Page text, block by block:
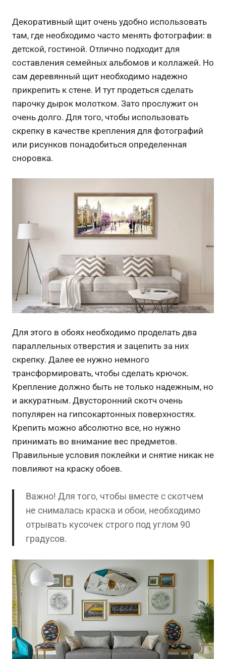
Декоративный щит очень удобно использовать
там, где необходимо часто менять фотографии: в
детской, гостиной. Отлично подходит для
составления семейных альбомов и коллажей. Но
сам деревянный щит необходимо надежно
прикрепить к стене. И тут продеться сделать
парочку дырок молотком. Зато прослужит он
очень долго. Для того, чтобы использовать
скрепку в качестве крепления для фотографий
или рисунков понадобиться определенная
сноровка.
Для этого в обоях необходимо проделать два
параллельных отверстия и зацепить за них
скрепку. Далее ее нужно немного
трансформировать, чтобы сделать крючок.
Крепление должно быть не только надежным, но
и аккуратным. Двусторонний скотч очень
популярен на гипсокартонных поверхностях.
Крепить можно абсолютно все, но нужно
принимать во внимание вес предметов.
Правильные условия поклейки и снятие никак не
повлияют на краску обоев.
Важно! Для того, чтобы вместе с скотчем
не снималась краска и обои, необходимо
отрывать кусочек строго под углом 90
градусов.